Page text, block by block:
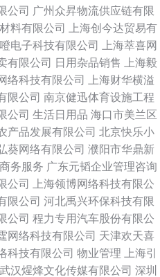
公司 广州众昇物流供应链有限
料有限公司
上海创今达贸易有
噔电子科技有限公司
上海萃喜网
有限公司 日用杂品销售
上海毅
络科技有限公司
上海财华横溢
限公司 南京健迅体育设施工程
公司 生活日用品 海口市美兰区
产品发展有限公司 北京快乐小
葵网络有限公司 濮阳市华鼎新
务服务 广东元韬企业管理咨询
公司
上海领博网络科技有限公
限公司 河北禹兴环保科技有限
公司 程力专用汽车股份有限公
网络科技有限公司 天津欢天喜
科技有限公司 物业管理
上海引
武汉煋烽文化传媒有限公司 深圳